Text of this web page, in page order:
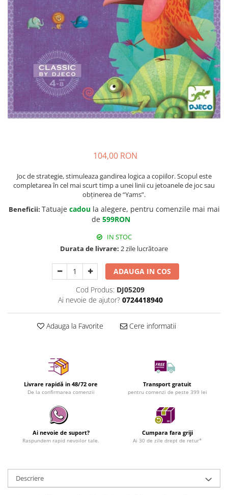
104,00 RON
Joc de strategie, stimuleaza gandirea logica a copiilor. Scopul este
completarea în cel mai scurt timp a unei linii cu jetoanele de joc sau
obținerea de “Yams”.
Beneficii: Tatuaje cadoula alegere, pentru comenzile mai mai
de 599RON
IN STOC
Durata de livrare: 2 zile lucrătoare
ADAUGA IN COS
Cod Produs: DJ05209
Ai nevoie de ajutor? 0724418940
Adauga la Favorite Cere informatii
Livrare rapidă in 48/72 ore
De la confirmarea comenzii
Transport gratuit
pentru comenzi de peste 399 lei
Ai nevoie de suport?
Raspundem rapid nevoilor tale.
Cumpara fara griji
Ai 30 de zile drept de retur*
Descriere